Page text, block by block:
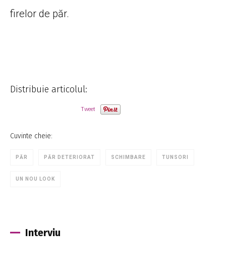
firelor de păr.
Distribuie articolul:
Tweet
Cuvinte cheie:
PĂR PĂR DETERIORAT SCHIMBARE TUNSORI
UN NOU LOOK
Interviu